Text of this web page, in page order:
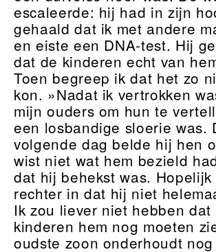
escaleerde: hij had in zijn
gehaald dat ik met andere
en eiste een DNA-test. Hij
dat de kinderen echt van
Toen begreep ik dat het zo
kon. »Nadat ik vertrokken
mijn ouders om hun te
een losbandige sloerie was.
volgende dag belde hij hen
wist niet wat hem bezield
dat hij behekst was. Hopelijk
rechter in dat hij niet
Ik zou liever niet hebben dat
kinderen hem nog moeten
oudste zoon onderhoudt